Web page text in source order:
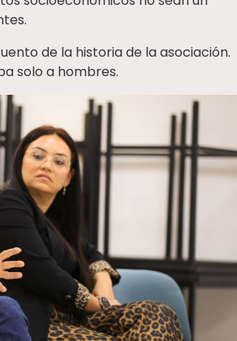
de la historia de la asociación.
solo a hombres.